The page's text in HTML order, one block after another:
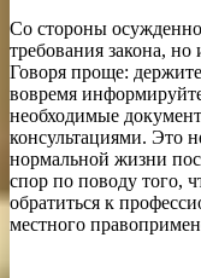
Со стороны
требования закона,
Говоря проще: держите
вовремя
необходимые
консультациями. Это
нормальной жизни
спор по поводу того,
обратиться к
местного